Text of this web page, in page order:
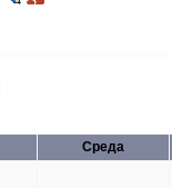
Среда